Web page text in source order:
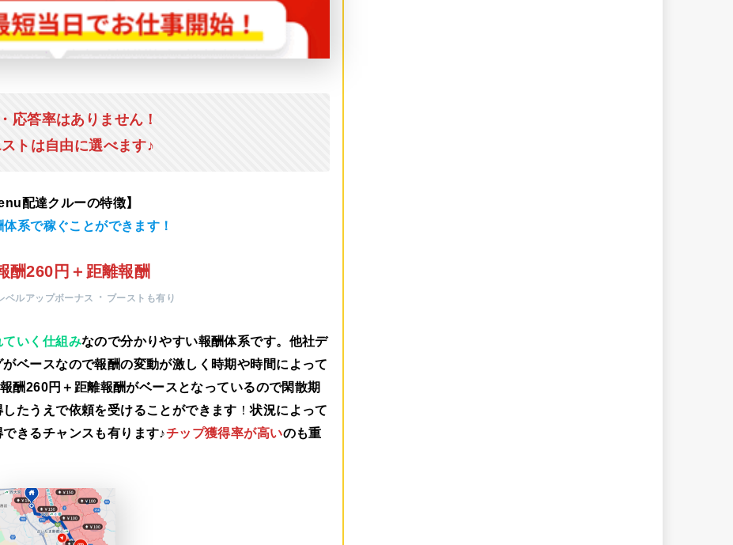
応答率はありません！
ストは自由に選べます♪
配達クルーの特徴】
系で稼ぐことができます！
酬260円＋距離報酬
ベルアップボーナス ・ ブーストも有り
いく仕組みなので分かりやすい報酬体系です。他社デ
ベースなので報酬の変動が激しく時期や時間によって
酬260円＋距離報酬がベース となっているので閑散期
たうえで依頼を受けることができます ！状況によって
きるチャンスも有ります♪チップ獲得率が高いのも重